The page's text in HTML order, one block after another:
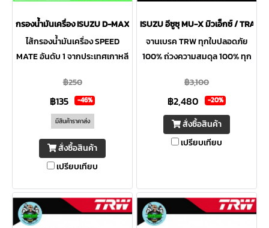
กรองน้ำมันเครื่อง ISUZU D-MAX COMMON RAIL อีซูซุ ดีแม็กซ์ คอมมอนเ
ไส้กรองน้ำมันเครื่อง SPEED
MATE อันดับ 1 จากประเทศเกาหลี
จากสารเคมีหรือน้ำมันปิโตเลียม
กระดาษเคลือบใยสังเคราะห์
฿250
฿135 -46%
มีสินค้าราคาส่ง
สั่งซื้อสินค้า
เปรียบเทียบ
ISUZU อีซูซุ MU-X มิวเอ็กซ์ /
จานเบรค TRW ทุกใบปลอดภัย
100% ถ่วงความสมดุล 100% ทุก
ผลิตจากวัสดุคุณภาพสูง บรรจุ
อย่างพิถีพิถันปลอดสนิมและวัสดุ
ตกค้าง
฿3,100
฿2,480 -20%
สั่งซื้อสินค้า
เปรียบเทียบ